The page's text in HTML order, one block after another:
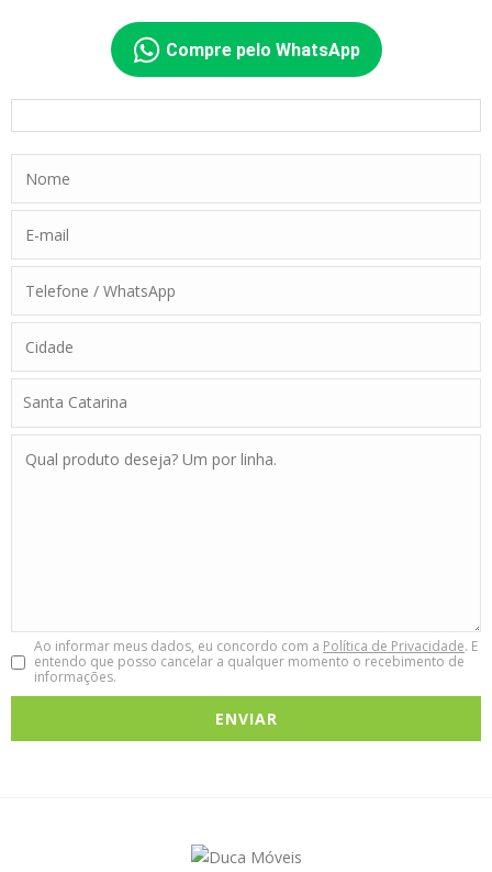
Compre pelo WhatsApp
Ao informar meus dados, eu concordo com a Política de Privacidade. E
entendo que posso cancelar a qualquer momento o recebimento de
informações.